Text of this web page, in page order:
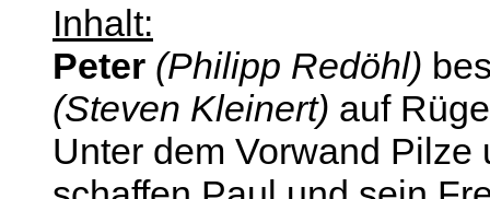
Inhalt:
Peter (Philipp Redöhl)
(Steven Kleinert) auf
Unter dem Vorwand